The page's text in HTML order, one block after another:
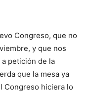
Congreso, que no
y que nos
petición de la
que la mesa ya
Congreso hiciera lo